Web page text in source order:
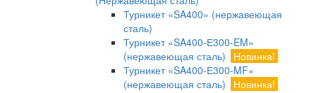
Турникет «SA400» (нержавеющая
сталь)
Турникет «SA400-Е300-EM»
(нержавеющая сталь)
Новинка!
Турникет «SA400-Е300-MF»
(нержавеющая сталь)
Новинка!